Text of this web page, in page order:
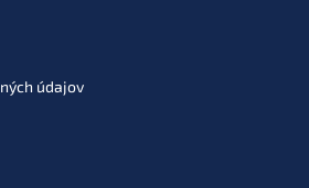
údajov